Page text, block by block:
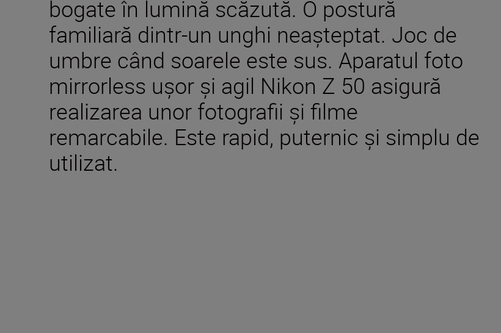
bogate în lumină scăzută. O postură
familiară dintr-un unghi neașteptat. Joc de
umbre când soarele este sus. Aparatul foto
mirrorless ușor și agil Nikon Z 50 asigură
realizarea unor fotografii și filme
remarcabile. Este rapid, puternic și simplu de
utilizat.